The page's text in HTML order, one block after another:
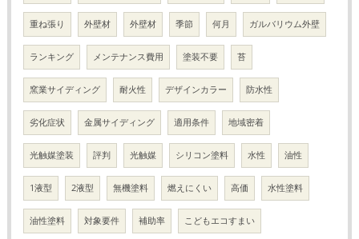
重ね張り 外壁材 外壁材 季節 何月 ガルバリウム外壁
ランキング メンテナンス費用 塗装不要 苔
窯業サイディング 耐火性 デザインカラー 防水性
劣化症状 金属サイディング 適用条件 地域密着
光触媒塗装 評判 光触媒 シリコン塗料 水性 油性
1液型 2液型 無機塗料 燃えにくい 高価 水性塗料
油性塗料 対象要件 補助率 こどもエコすまい